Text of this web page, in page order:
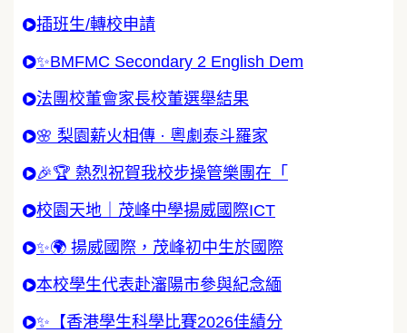
插班生/轉校申請
✨BMFMC Secondary 2 English Dem
法團校董會家長校董選舉結果
🌸 梨園薪火相傳 · 粵劇泰斗羅家
🎉🏆 熱烈祝賀我校步操管樂團在「
校園天地｜茂峰中學揚威國際ICT
✨🌍 揚威國際，茂峰初中生於國際
本校學生代表赴瀋陽市參與紀念緬
✨【香港學生科學比賽2026佳績分